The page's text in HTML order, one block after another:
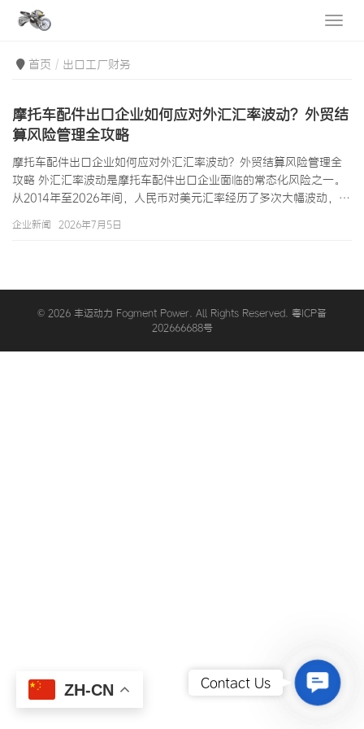
首页 出口工厂财务
摩托车配件出口企业如何应对外汇汇率波动？外贸结
算风险管理全攻略
摩托车配件出口企业如何应对外汇汇率波动？外贸结算风险管理全
攻略 外汇汇率波动是摩托车配件出口企业面临的常态化风险之一。
从2014年至2026年间，人民币对美元汇率经历了多次大幅波动，对
直接抹平企业全年的利润，人民币贬值5%则可能带来”账面富裕但
的盈利稳定性和长期生存能力。本文将系统分享摩托车配件出…
企业新闻 2026年7月5日
© 2026 丰迈动力 Fogment Power. All Rights Reserved. 粤ICP备
202666688号
ZH-CN
Contact
Contact Us